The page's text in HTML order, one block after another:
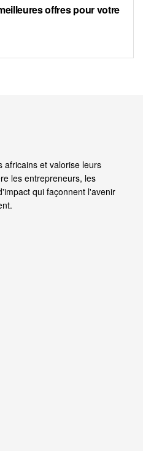
offres pour votre
africains et valorise leurs
les entrepreneurs, les
qui façonnent l'avenir